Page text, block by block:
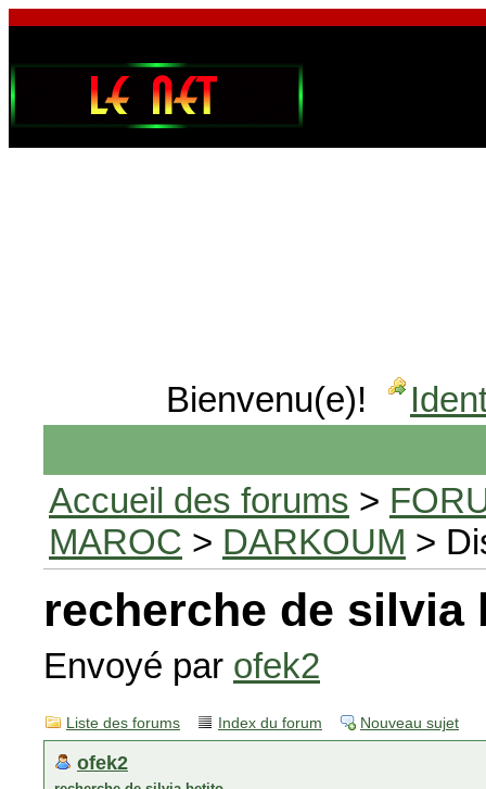
Bienvenu(e)!
Accueil des forums >
MAROC > DARKOUM >
recherche de silvia
Envoyé par ofek2
Liste des forums Index du forum Nouveau sujet
ofek2